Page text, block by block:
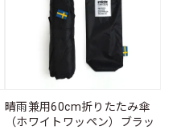
晴雨兼用60cm折りたたみ傘
（ホワイトワッペン）ブラッ